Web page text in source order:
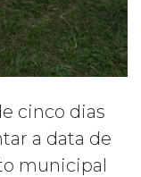
cinco dias
a data de
municipal